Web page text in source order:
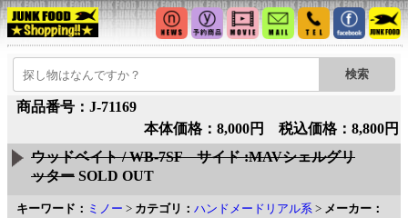
商品番号：J-71169
本体価格：8,000円 税込価格：8,800円
ウッドベイト / WB-7SF サイド :MAVシェルグリ
ッター SOLD OUT
キーワード： ミノー > カテゴリ： ハンドメードリアル系 > メーカー：